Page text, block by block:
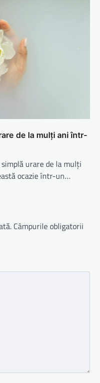
de la mulți ani într-
urare de la mulți
ocazie într-un…
Câmpurile obligatorii